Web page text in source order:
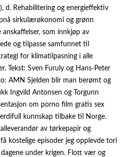
d. Rehabilitering og energieffektiv
sirkulærøkonomi og grønn
som innkjøp av
og tilpasse samfunnet til
for klimatilpasning i alle
Tekst: Sven Furuly og Hans-Peter
AMN Sjelden blir man berømt og
Ingvild Antonsen og Torgunn
om porno film gratis sex
kunnskap tilbake til Norge.
av tørkepapir og
kostelige episoder jeg opplevde tori
under krigen. Flott vær og